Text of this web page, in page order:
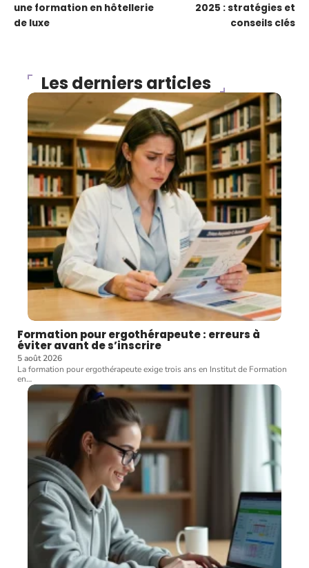
une formation en hôtellerie
de luxe
2025 : stratégies et
conseils clés
Les derniers articles
Formation pour ergothérapeute : erreurs à
éviter avant de s’inscrire
5 août 2026
La formation pour ergothérapeute exige trois ans en Institut de Formation
en…